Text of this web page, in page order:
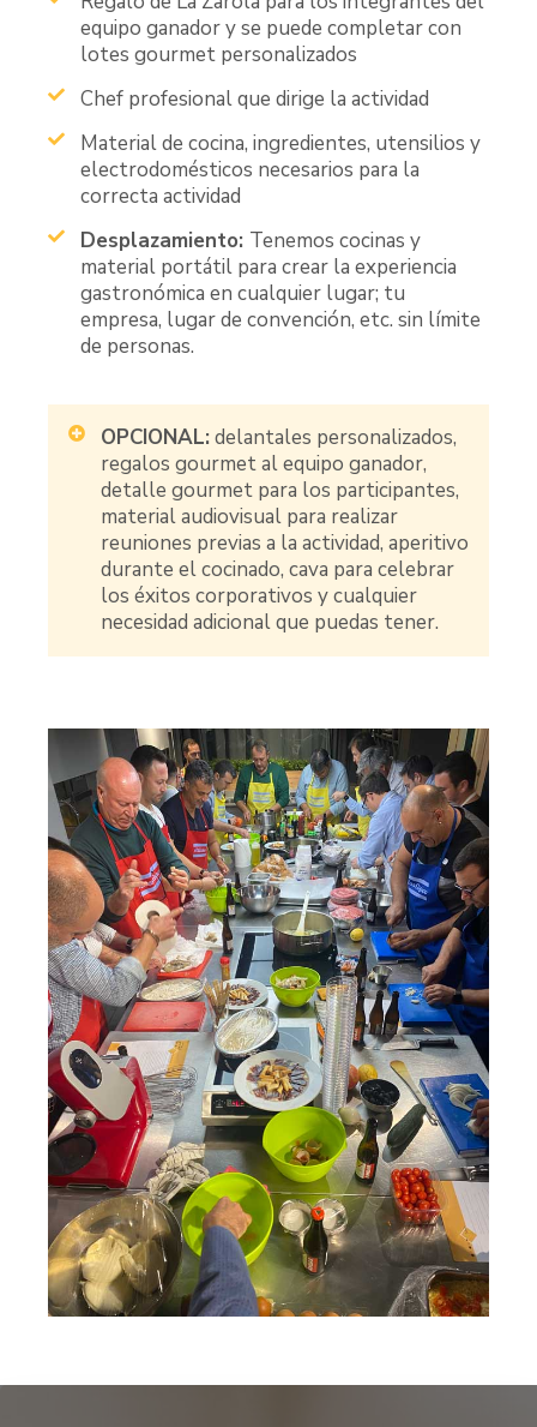
equipo ganador y se puede completar con
lotes gourmet personalizados
Chef profesional que dirige la actividad
Material de cocina, ingredientes, utensilios y
electrodomésticos necesarios para la
correcta actividad
Desplazamiento: Tenemos cocinas y
material portátil para crear la experiencia
gastronómica en cualquier lugar; tu
empresa, lugar de convención, etc. sin límite
de personas.
OPCIONAL:delantales personalizados,
regalos gourmet al equipo ganador,
detalle gourmet para los participantes,
material audiovisual para realizar
reuniones previas a la actividad, aperitivo
durante el cocinado, cava para celebrar
los éxitos corporativos y cualquier
necesidad adicional que puedas tener.